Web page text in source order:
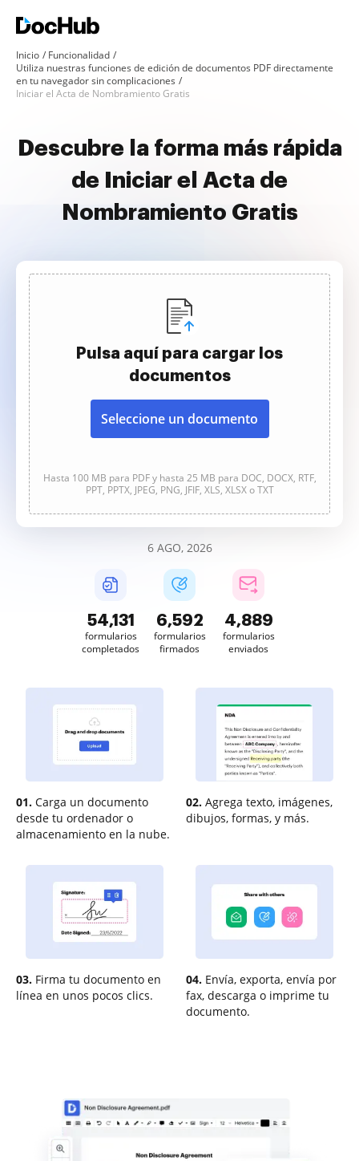
Inicio
Funcionalidad
Utiliza nuestras funciones de edición de documentos PDF directamente
en tu navegador sin complicaciones
Iniciar el Acta de Nombramiento Gratis
Descubre la forma más rápida
de Iniciar el Acta de
Nombramiento Gratis
Pulsa aquí para cargar los
documentos
Seleccione un documento
Hasta 100 MB para PDF y hasta 25 MB para DOC, DOCX, RTF,
PPT, PPTX, JPEG, PNG, JFIF, XLS, XLSX o TXT
6 AGO, 2026
54,133
formularios
completados
6,592
formularios
firmados
4,889
formularios
enviados
01. Carga un documento
desde tu ordenador o
almacenamiento en la nube.
02. Agrega texto, imágenes,
dibujos, formas, y más.
03. Firma tu documento en
línea en unos pocos clics.
04. Envía, exporta, envía por
fax, descarga o imprime tu
documento.